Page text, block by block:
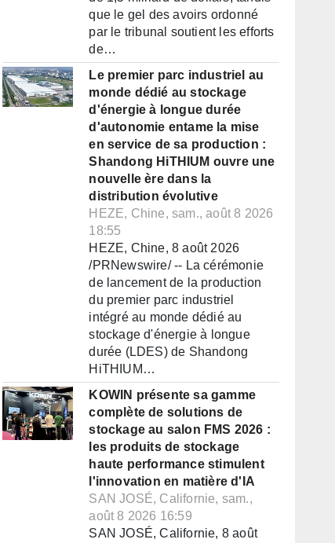
que le gel des avoirs ordonné
par le tribunal soutient les efforts
de…
Le premier parc industriel au
monde dédié au stockage
d'énergie à longue durée
d'autonomie entame la mise
en service de sa production :
Shandong HiTHIUM ouvre une
nouvelle ère dans la
distribution évolutive
HEZE, Chine, sam., août 8 2026
18:55
HEZE, Chine, 8 août 2026
/PRNewswire/ -- La cérémonie
de lancement de la production
du premier parc industriel
intégré au monde dédié au
stockage d'énergie à longue
durée (LDES) de Shandong
HiTHIUM…
KOWIN présente sa gamme
complète de solutions de
stockage au salon FMS 2026 :
les produits de stockage
haute performance stimulent
l'innovation en matière d'IA
SAN JOSÉ, Californie, sam.,
août 8 2026 16:59
SAN JOSÉ, Californie, 8 août